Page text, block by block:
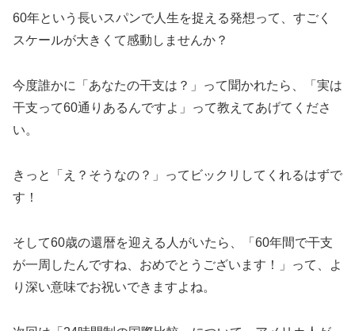
60年という長いスパンで人生を捉える発想って、すごく
スケールが大きくて感動しませんか？
今度誰かに「あなたの干支は？」って聞かれたら、「実は
干支って60通りあるんですよ」って教えてあげてくださ
い。
きっと「え？そうなの？」ってビックリしてくれるはずで
す！
そして60歳の還暦を迎える人がいたら、「60年間で干支
が一周したんですね、おめでとうございます！」って、よ
り深い意味でお祝いできますよね。